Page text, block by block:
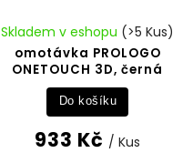
omotávka PROLOGO
ONETOUCH 3D, černá
Skladem v eshopu (>5 Kus)
933 Kč / Kus
Do košíku